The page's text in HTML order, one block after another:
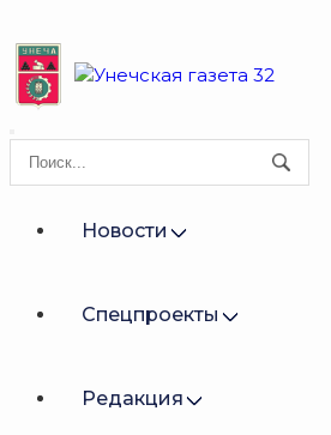
Новости
Спецпроекты
Редакция